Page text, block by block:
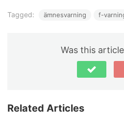
Tagged: ämnesvarning f-
Was this
Related Articles